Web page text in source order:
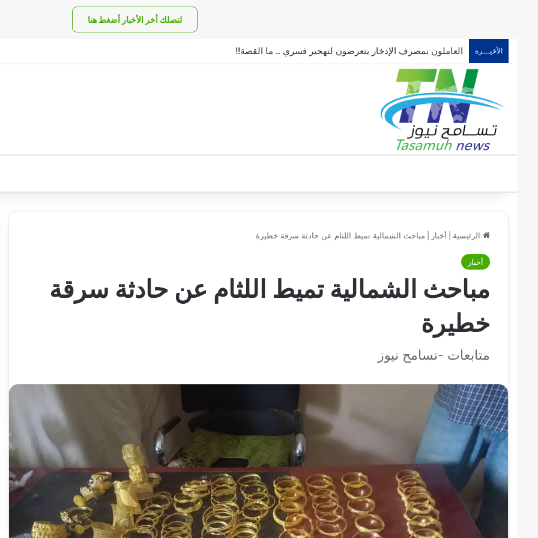
لتصلك أخر الأخبار أضغط هنا
الأخيـــرة العاملون بمصرف الإدخار يتعرضون لتهجير قسري .. ما القصة!!
الرئيسية أخبار مباحث الشمالية تميط اللثام عن حادثة سرقة خطيرة
أخبار
مباحث الشمالية تميط اللثام عن حادثة سرقة
خطيرة
متابعات -تسامح نيوز